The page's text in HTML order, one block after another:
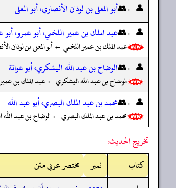
👤←👥أبو المعلى بن لوذان الأنصاري، أبو المعلى
👤←👥عبد الملك بن عمير اللخمي، أبو عمرو، أبو
عبد الملك بن عمير اللخمي ← أبو المعلى بن لوذان
👤←👥الوضاح بن عبد الله اليشكري، أبو عوانة
الوضاح بن عبد الله اليشكري ← عبد الملك بن
👤←👥محمد بن عبد الملك البصري، أبو عبد الله
محمد بن عبد الملك البصري ← الوضاح بن عبد
تخريج الحديث:
کتاب
نمبر
مختصر عربی متن